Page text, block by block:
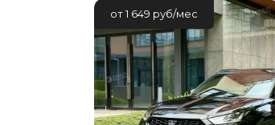
от 1 649 руб/мес